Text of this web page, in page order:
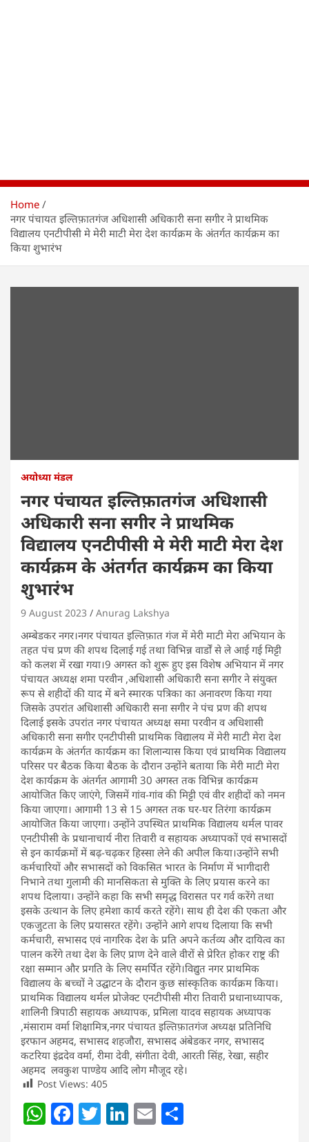
Home
नगर पंचायत इल्तिफ़ातगंज अधिशासी अधिकारी सना सगीर ने प्राथमिक
विद्यालय एनटीपीसी मे मेरी माटी मेरा देश कार्यक्रम के अंतर्गत कार्यक्रम का
किया शुभारंभ
अयोध्या मंडल
नगर पंचायत इल्तिफ़ातगंज अधिशासी
अधिकारी सना सगीर ने प्राथमिक
विद्यालय एनटीपीसी मे मेरी माटी मेरा देश
कार्यक्रम के अंतर्गत कार्यक्रम का किया
शुभारंभ
9 August 2023 Anurag Lakshya
अम्बेडकर नगर।नगर पंचायत इल्तिफ़ात गंज में मेरी माटी मेरा अभियान के
तहत पंच प्रण की शपथ दिलाई गई तथा विभिन्न वार्डों से ले आई गई मिट्टी
को कलश में रखा गया।9 अगस्त को शुरू हुए इस विशेष अभियान में नगर
पंचायत अध्यक्ष शमा परवीन ,अधिशासी अधिकारी सना सगीर ने संयुक्त
रूप से शहीदों की याद में बने स्मारक पत्रिका का अनावरण किया गया
जिसके उपरांत अधिशासी अधिकारी सना सगीर ने पंच प्रण की शपथ
दिलाई इसके उपरांत नगर पंचायत अध्यक्ष समा परवीन व अधिशासी
अधिकारी सना सगीर एनटीपीसी प्राथमिक विद्यालय में मेरी माटी मेरा देश
कार्यक्रम के अंतर्गत कार्यक्रम का शिलान्यास किया एवं प्राथमिक विद्यालय
परिसर पर बैठक किया बैठक के दौरान उन्होंने बताया कि मेरी माटी मेरा
देश कार्यक्रम के अंतर्गत आगामी 30 अगस्त तक विभिन्न कार्यक्रम
आयोजित किए जाएंगे, जिसमें गांव-गांव की मिट्टी एवं वीर शहीदों को नमन
किया जाएगा। आगामी 13 से 15 अगस्त तक घर-घर तिरंगा कार्यक्रम
आयोजित किया जाएगा। उन्होंने उपस्थित प्राथमिक विद्यालय थर्मल पावर
एनटीपीसी के प्रधानाचार्य नीरा तिवारी व सहायक अध्यापकों एवं सभासदों
से इन कार्यक्रमों में बढ़-चढ़कर हिस्सा लेने की अपील किया।उन्होंने सभी
कर्मचारियों और सभासदों को विकसित भारत के निर्माण में भागीदारी
निभाने तथा गुलामी की मानसिकता से मुक्ति के लिए प्रयास करने का
शपथ दिलाया। उन्होंने कहा कि सभी समृद्ध विरासत पर गर्व करेंगे तथा
इसके उत्थान के लिए हमेशा कार्य करते रहेंगे। साथ ही देश की एकता और
एकजुटता के लिए प्रयासरत रहेंगे। उन्होंने आगे शपथ दिलाया कि सभी
कर्मचारी, सभासद एवं नागरिक देश के प्रति अपने कर्तव्य और दायित्व का
पालन करेंगे तथा देश के लिए प्राण देने वाले वीरों से प्रेरित होकर राष्ट्र की
रक्षा सम्मान और प्रगति के लिए समर्पित रहेंगे।विद्युत नगर प्राथमिक
विद्यालय के बच्चों ने उद्घाटन के दौरान कुछ सांस्कृतिक कार्यक्रम किया।
प्राथमिक विद्यालय थर्मल प्रोजेक्ट एनटीपीसी मीरा तिवारी प्रधानाध्यापक,
शालिनी त्रिपाठी सहायक अध्यापक, प्रमिला यादव सहायक अध्यापक
,मंसाराम वर्मा शिक्षामित्र,नगर पंचायत इल्तिफ़ातगंज अध्यक्ष प्रतिनिधि
इरफान अहमद, सभासद शहजौरा, सभासद अंबेडकर नगर, सभासद
कटरिया इंद्रदेव वर्मा, रीमा देवी, संगीता देवी, आरती सिंह, रेखा, सहीर
अहमद लवकुश पाण्डेय आदि लोग मौजूद रहे।
Post Views: 405
W F T Li E